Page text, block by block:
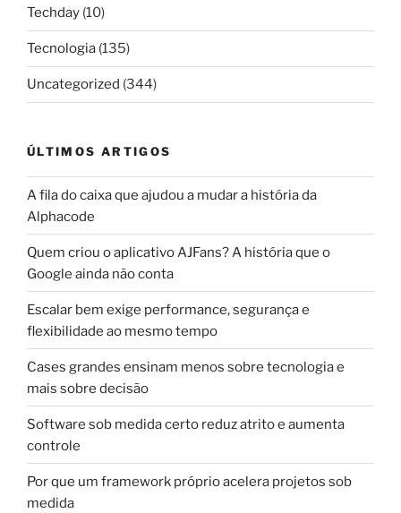
Techday (10)
Tecnologia (135)
Uncategorized (344)
ÚLTIMOS ARTIGOS
A fila do caixa que ajudou a mudar a história da
Alphacode
Quem criou o aplicativo AJFans? A história que o
Google ainda não conta
Escalar bem exige performance, segurança e
flexibilidade ao mesmo tempo
Cases grandes ensinam menos sobre tecnologia e
mais sobre decisão
Software sob medida certo reduz atrito e aumenta
controle
Por que um framework próprio acelera projetos sob
medida